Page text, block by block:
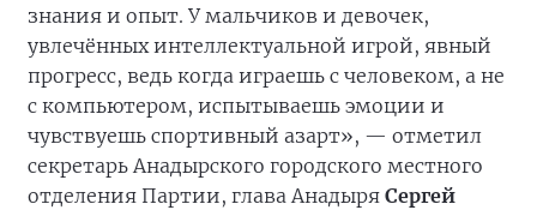
знания и опыт. У мальчиков и девочек,
увлечённых интеллектуальной игрой, явный
прогресс, ведь когда играешь с человеком, а не
с компьютером, испытываешь эмоции и
чувствуешь спортивный азарт», — отметил
секретарь Анадырского городского местного
отделения Партии, глава Анадыря Сергей